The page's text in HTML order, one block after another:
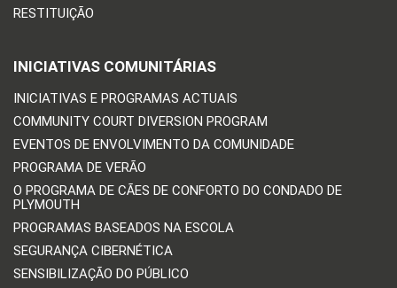
RESTITUIÇÃO
INICIATIVAS COMUNITÁRIAS
INICIATIVAS E PROGRAMAS ACTUAIS
COMMUNITY COURT DIVERSION PROGRAM
EVENTOS DE ENVOLVIMENTO DA COMUNIDADE
PROGRAMA DE VERÃO
O PROGRAMA DE CÃES DE CONFORTO DO CONDADO DE
PLYMOUTH
PROGRAMAS BASEADOS NA ESCOLA
SEGURANÇA CIBERNÉTICA
SENSIBILIZAÇÃO DO PÚBLICO